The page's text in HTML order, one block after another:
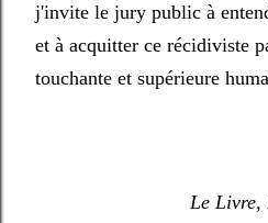
j'invite le jury public à
et à acquitter ce récidiviste
touchante et supérieure
Le Livre,